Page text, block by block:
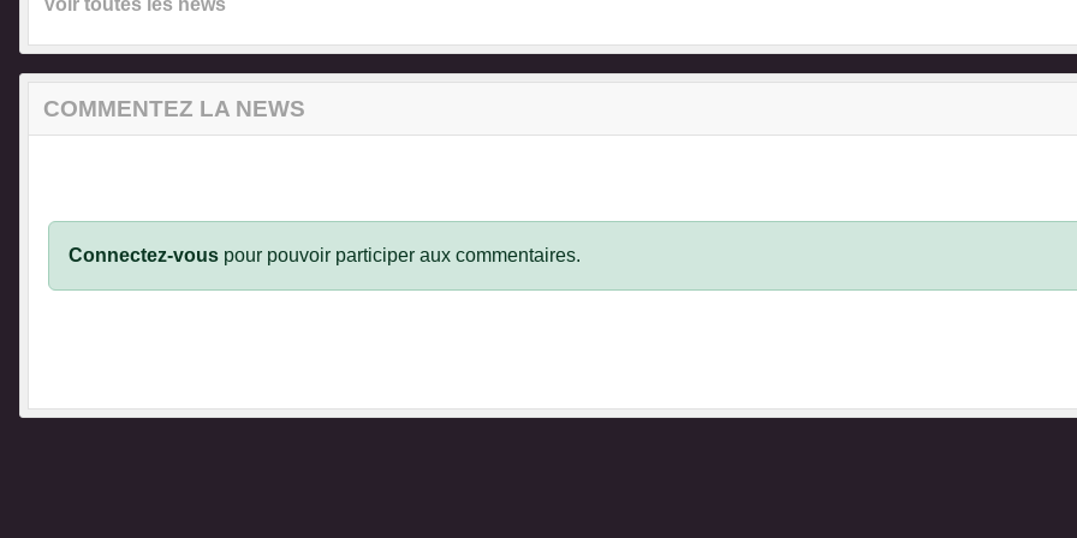
Voir toutes les news
COMMENTEZ LA NEWS
Connectez-vous pour pouvoir participer aux commentaires.